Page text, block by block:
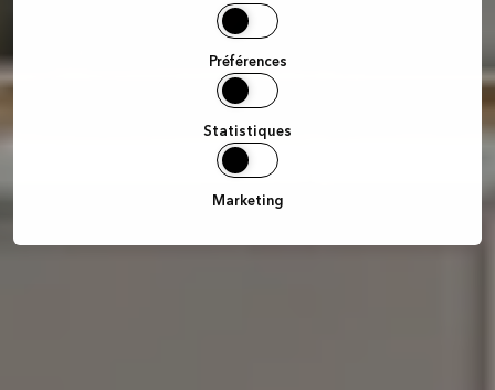
Préférences
Statistiques
Marketing